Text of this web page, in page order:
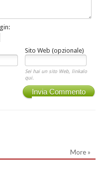
Sito Web (opzionale)
Sei hai un sito Web, linkalo
qui.
Invia Commento
More »